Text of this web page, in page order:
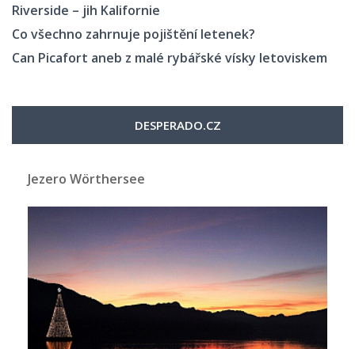
Riverside – jih Kalifornie
Co všechno zahrnuje pojištění letenek?
Can Picafort aneb z malé rybářské vísky letoviskem
DESPERADO.CZ
Jezero Wörthersee